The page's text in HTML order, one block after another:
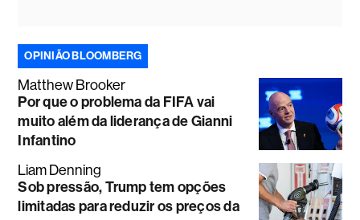
OPINIÃO BLOOMBERG
Matthew Brooker
Por que o problema da FIFA vai
muito além da liderança de Gianni
Infantino
Liam Denning
Sob pressão, Trump tem opções
limitadas para reduzir os preços da